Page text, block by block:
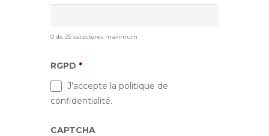
0 de 25 caractères maximum
RGPD *
J’accepte la politique de
confidentialité.
CAPTCHA